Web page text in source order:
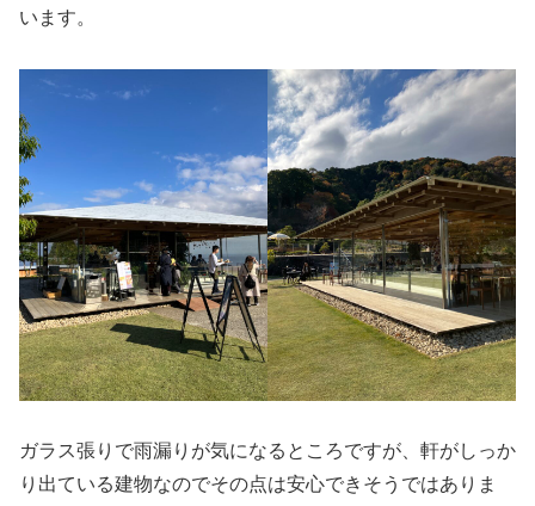
います。
ガラス張りで雨漏りが気になるところですが、軒がしっか
り出ている建物なのでその点は安心できそうではありま